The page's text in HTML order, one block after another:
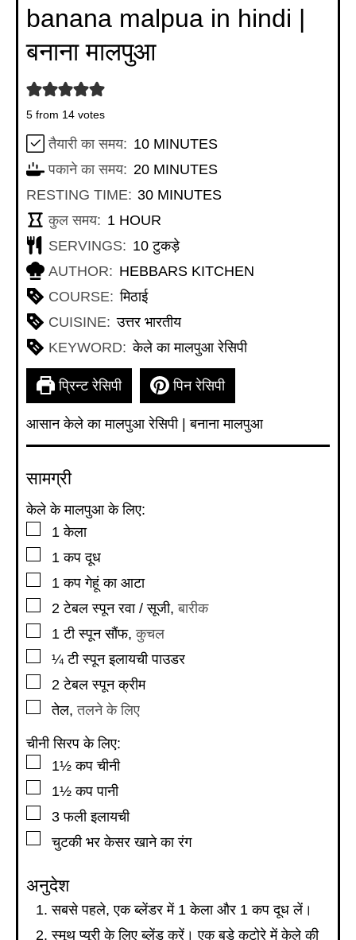
banana malpua in hindi |
बनाना मालपुआ
5 from 14 votes
तैयारी का समय: 10MINUTES
MINUTES
पकाने का समय: 20MINUTES
MINUTES
RESTING TIME: 30MINUTES
MINUTES
कुल समय: 1 HOUR
HOUR
SERVINGS: 10 टुकड़े
AUTHOR: HEBBARS KITCHEN
COURSE: मिठाई
CUISINE: उत्तर भारतीय
KEYWORD: केले का मालपुआ रेसिपी
प्रिन्ट रेसिपी पिन रेसिपी
आसान केले का मालपुआ रेसिपी | बनाना मालपुआ
सामग्री
केले के मालपुआ के लिए:
▢
1 केला
▢
1 कप दूध
▢
1 कप गेहूं का आटा
▢
2 टेबल स्पून रवा / सूजी,बारीक
▢
1 टी स्पून सौंफ,कुचल
▢
¼ टी स्पून इलायची पाउडर
▢
2 टेबल स्पून क्रीम
▢
तेल,तलने के लिए
चीनी सिरप के लिए:
▢
1½ कपचीनी
▢
1½ कपपानी
▢
3 फली इलायची
▢
चुटकी भर केसर खाने का रंग
अनुदेश
सबसे पहले, एक ब्लेंडर में 1 केला और 1 कप दूध लें।
स्मूथ प्यूरी के लिए ब्लेंड करें। एक बड़े कटोरे में केले की